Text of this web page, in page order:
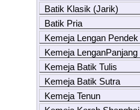
Batik Klasik (Jarik)
Batik Pria
Kemeja Lengan Pendek
Kemeja LenganPanjang
Kemeja Batik Tulis
Kemeja Batik Sutra
Kemeja Tenun